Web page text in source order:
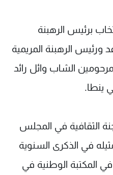
برئيس الرهبنة
ورئيس الرهبنة المريمية
الشاب وائل رائد
ينطا.
الثقافية في المجلس
في الذكرى السنوية
المكتبة الوطنية في